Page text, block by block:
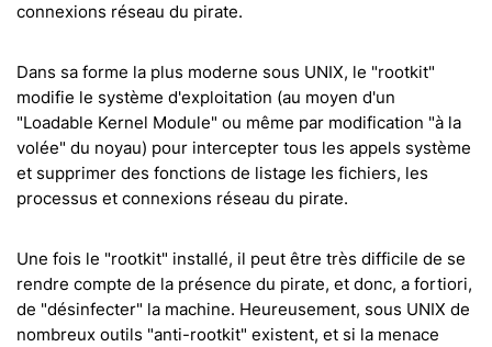
connexions réseau du pirate.
Dans sa forme la plus moderne sous UNIX, le "rootkit"
modifie le système d'exploitation (au moyen d'un
"Loadable Kernel Module" ou même par modification "à la
volée" du noyau) pour intercepter tous les appels système
et supprimer des fonctions de listage les fichiers, les
processus et connexions réseau du pirate.
Une fois le "rootkit" installé, il peut être très difficile de se
rendre compte de la présence du pirate, et donc, a fortiori,
de "désinfecter" la machine. Heureusement, sous UNIX de
nombreux outils "anti-rootkit" existent, et si la menace